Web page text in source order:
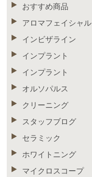
おすすめ商品
アロマフェイシャル
インビザライン
インプラント
インプラント
オルソパルス
クリーニング
スタッフブログ
セラミック
ホワイトニング
マイクロスコープ